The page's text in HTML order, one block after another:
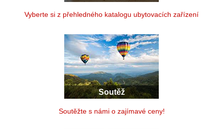
Vyberte si z přehledného katalogu ubytovacích zařízení
Soutěž
Soutěžte s námi o zajímavé ceny!